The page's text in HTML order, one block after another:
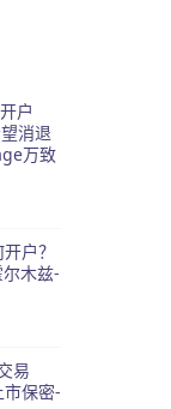
户
消退
万致
户？
木兹-
易
市保密-